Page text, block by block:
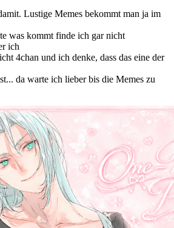
Lustige Memes bekommt man ja im
was kommt finde ich gar nicht
ich
4chan und ich denke, dass das eine der
da warte ich lieber bis die Memes zu